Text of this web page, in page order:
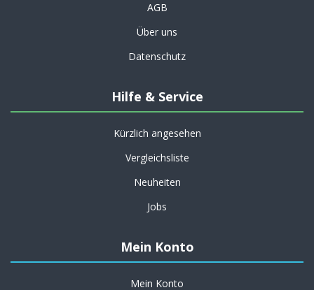
AGB
Über uns
Datenschutz
Hilfe & Service
Kürzlich angesehen
Vergleichsliste
Neuheiten
Jobs
Mein Konto
Mein Konto